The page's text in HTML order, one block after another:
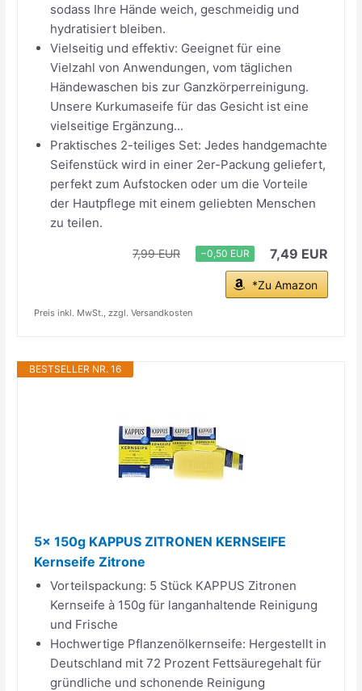
sodass Ihre Hände weich, geschmeidig und
hydratisiert bleiben.
Vielseitig und effektiv: Geeignet für eine
Vielzahl von Anwendungen, vom täglichen
Händewaschen bis zur Ganzkörperreinigung.
Unsere Kurkumaseife für das Gesicht ist eine
vielseitige Ergänzung...
Praktisches 2-teiliges Set: Jedes handgemachte
Seifenstück wird in einer 2er-Packung geliefert,
perfekt zum Aufstocken oder um die Vorteile
der Hautpflege mit einem geliebten Menschen
zu teilen.
7,99 EUR −0,50 EUR 7,49 EUR
*Zu Amazon
Preis inkl. MwSt., zzgl. Versandkosten
BESTSELLER NR. 16
5x 150g KAPPUS ZITRONEN KERNSEIFE
Kernseife Zitrone
Vorteilspackung: 5 Stück KAPPUS Zitronen
Kernseife à 150g für langanhaltende Reinigung
und Frische
Hochwertige Pflanzenölkernseife: Hergestellt in
Deutschland mit 72 Prozent Fettsäuregehalt für
gründliche und schonende Reinigung